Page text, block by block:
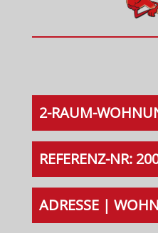
2-RAUM-
REFERENZ-NR:
ADRESSE |